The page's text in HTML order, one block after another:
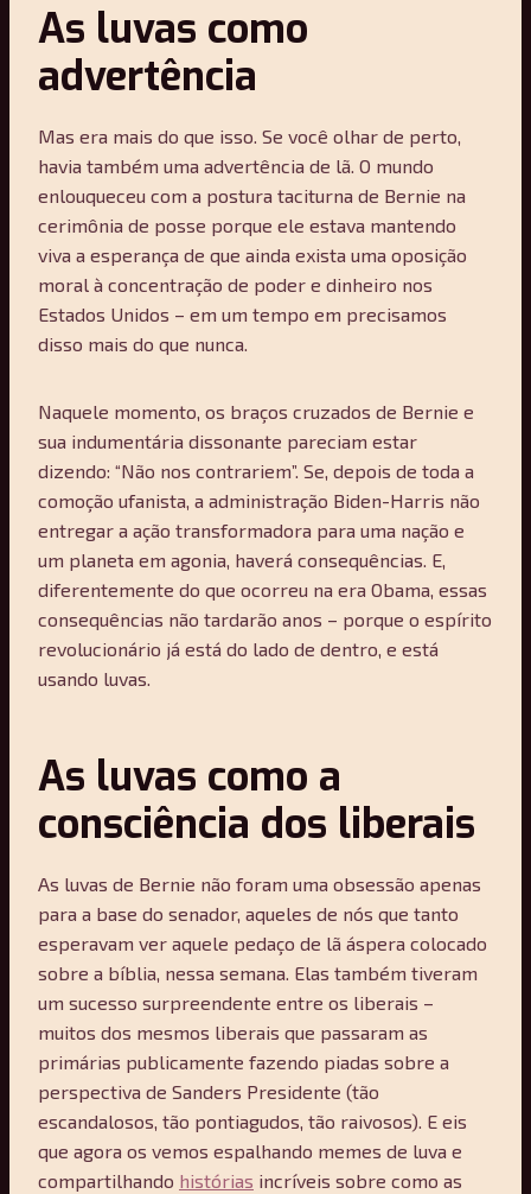
As luvas como
advertência
Mas era mais do que isso. Se você olhar de perto,
havia também uma advertência de lã. O mundo
enlouqueceu com a postura taciturna de Bernie na
cerimônia de posse porque ele estava mantendo
viva a esperança de que ainda exista uma oposição
moral à concentração de poder e dinheiro nos
Estados Unidos – em um tempo em precisamos
disso mais do que nunca.
Naquele momento, os braços cruzados de Bernie e
sua indumentária dissonante pareciam estar
dizendo: “Não nos contrariem”. Se, depois de toda a
comoção ufanista, a administração Biden-Harris não
entregar a ação transformadora para uma nação e
um planeta em agonia, haverá consequências. E,
diferentemente do que ocorreu na era Obama, essas
consequências não tardarão anos – porque o espírito
revolucionário já está do lado de dentro, e está
usando luvas.
As luvas como a
consciência dos liberais
As luvas de Bernie não foram uma obsessão apenas
para a base do senador, aqueles de nós que tanto
esperavam ver aquele pedaço de lã áspera colocado
sobre a bíblia, nessa semana. Elas também tiveram
um sucesso surpreendente entre os liberais –
muitos dos mesmos liberais que passaram as
primárias publicamente fazendo piadas sobre a
perspectiva de Sanders Presidente (tão
escandalosos, tão pontiagudos, tão raivosos). E eis
que agora os vemos espalhando memes de luva e
compartilhando histórias incríveis sobre como as